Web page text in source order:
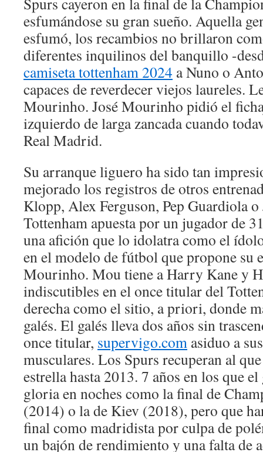
esfumándose su gran sueño. Aquella
esfumó, los recambios no brillaron
diferentes inquilinos del banquillo -
camiseta tottenham 2024 a Nuno o
capaces de reverdecer viejos laureles.
Mourinho. José Mourinho pidió el
izquierdo de larga zancada cuando
Real Madrid.
Su arranque liguero ha sido tan
mejorado los registros de otros
Klopp, Alex Ferguson, Pep Guardiola
Tottenham apuesta por un jugador de
una afición que lo idolatra como el
en el modelo de fútbol que propone su
Mourinho. Mou tiene a Harry Kane y
indiscutibles en el once titular del
derecha como el sitio, a priori, donde
galés. El galés lleva dos años sin
once titular, supervigo.com asiduo a
musculares. Los Spurs recuperan al
estrella hasta 2013. 7 años en los que
gloria en noches como la final de
(2014) o la de Kiev (2018), pero que
final como madridista por culpa de
un bajón de rendimiento y una falta de